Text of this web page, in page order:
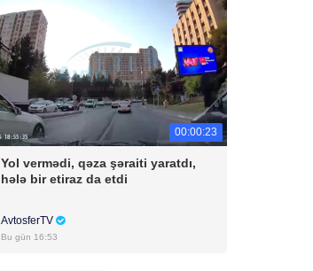
00:00:23
Yol vermədi, qəza şəraiti yaratdı,
hələ bir etiraz da etdi
AvtosferTV
Bu gün 16:53